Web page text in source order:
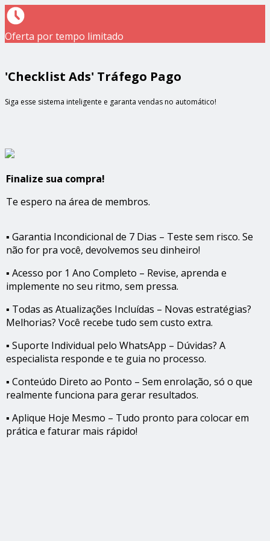
Oferta por tempo limitado
'Checklist Ads' Tráfego Pago
Siga esse sistema inteligente e garanta vendas no automático!
Finalize sua compra!
Te espero na área de membros.
▪️ Garantia Incondicional de 7 Dias – Teste sem risco. Se
não for pra você, devolvemos seu dinheiro!
▪️ Acesso por 1 Ano Completo – Revise, aprenda e
implemente no seu ritmo, sem pressa.
▪️ Todas as Atualizações Incluídas – Novas estratégias?
Melhorias? Você recebe tudo sem custo extra.
▪️ Suporte Individual pelo WhatsApp – Dúvidas? A
especialista responde e te guia no processo.
▪️ Conteúdo Direto ao Ponto – Sem enrolação, só o que
realmente funciona para gerar resultados.
▪️ Aplique Hoje Mesmo – Tudo pronto para colocar em
prática e faturar mais rápido!